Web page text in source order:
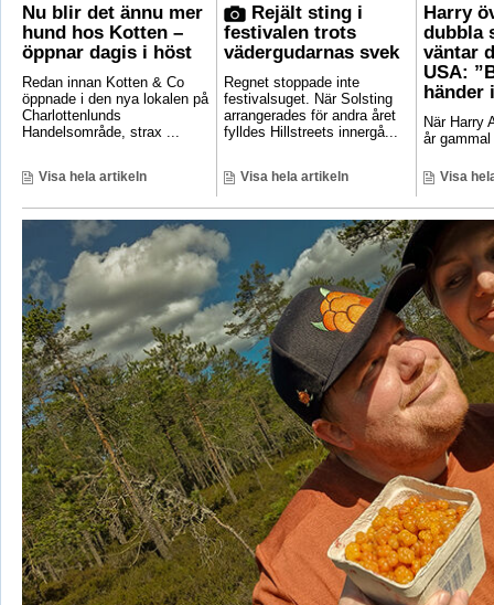
Nu blir det ännu mer
hund hos Kotten –
öppnar dagis i höst
Redan innan Kotten & Co
öppnade i den nya lokalen på
Charlottenlunds
Handelsområde, strax ...
Visa hela artikeln
Rejält sting i
festivalen trots
vädergudarnas svek
Regnet stoppade inte
festivalsuget. När Solsting
arrangerades för andra året
fylldes Hillstreets innergå...
Visa hela artikeln
Harry
dubbla
väntar
USA:
händer
När Harry
år
Visa